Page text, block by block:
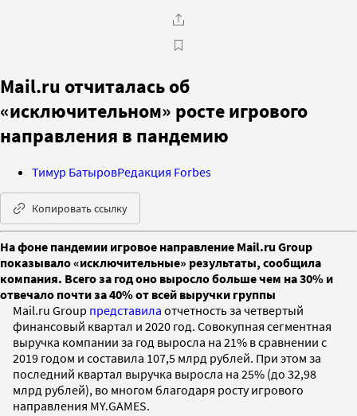
Mail.ru отчиталась об
«исключительном» росте игрового
направления в пандемию
Тимур БатыровРедакция Forbes
Копировать ссылку
На фоне пандемии игровое направление Mail.ru Group
показывало «исключительные» результаты, сообщила
компания. Всего за год оно выросло больше чем на 30% и
отвечало почти за 40% от всей выручки группы
Mail.ru Group представила отчетность за четвертый
финансовый квартал и 2020 год. Совокупная сегментная
выручка компании за год выросла на 21% в сравнении с
2019 годом и составила 107,5 млрд рублей. При этом за
последний квартал выручка выросла на 25% (до 32,98
млрд рублей), во многом благодаря росту игрового
направления MY.GAMES.